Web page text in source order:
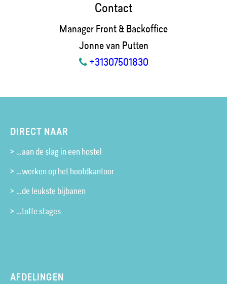
Contact
Manager Front & Backoffice
Jonne van Putten
+31307501830
DIRECT NAAR
> …aan de slag in een hostel
> …werken op het hoofdkantoor
> …de leukste bijbanen
> …toffe stages
AFDELINGEN